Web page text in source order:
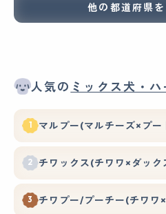
他の都道府県
人気の ミックス犬・ハ
マルプー(マルチーズ×プー
チワックス(チワワ×ダック
チワプー/プーチー(チワワ